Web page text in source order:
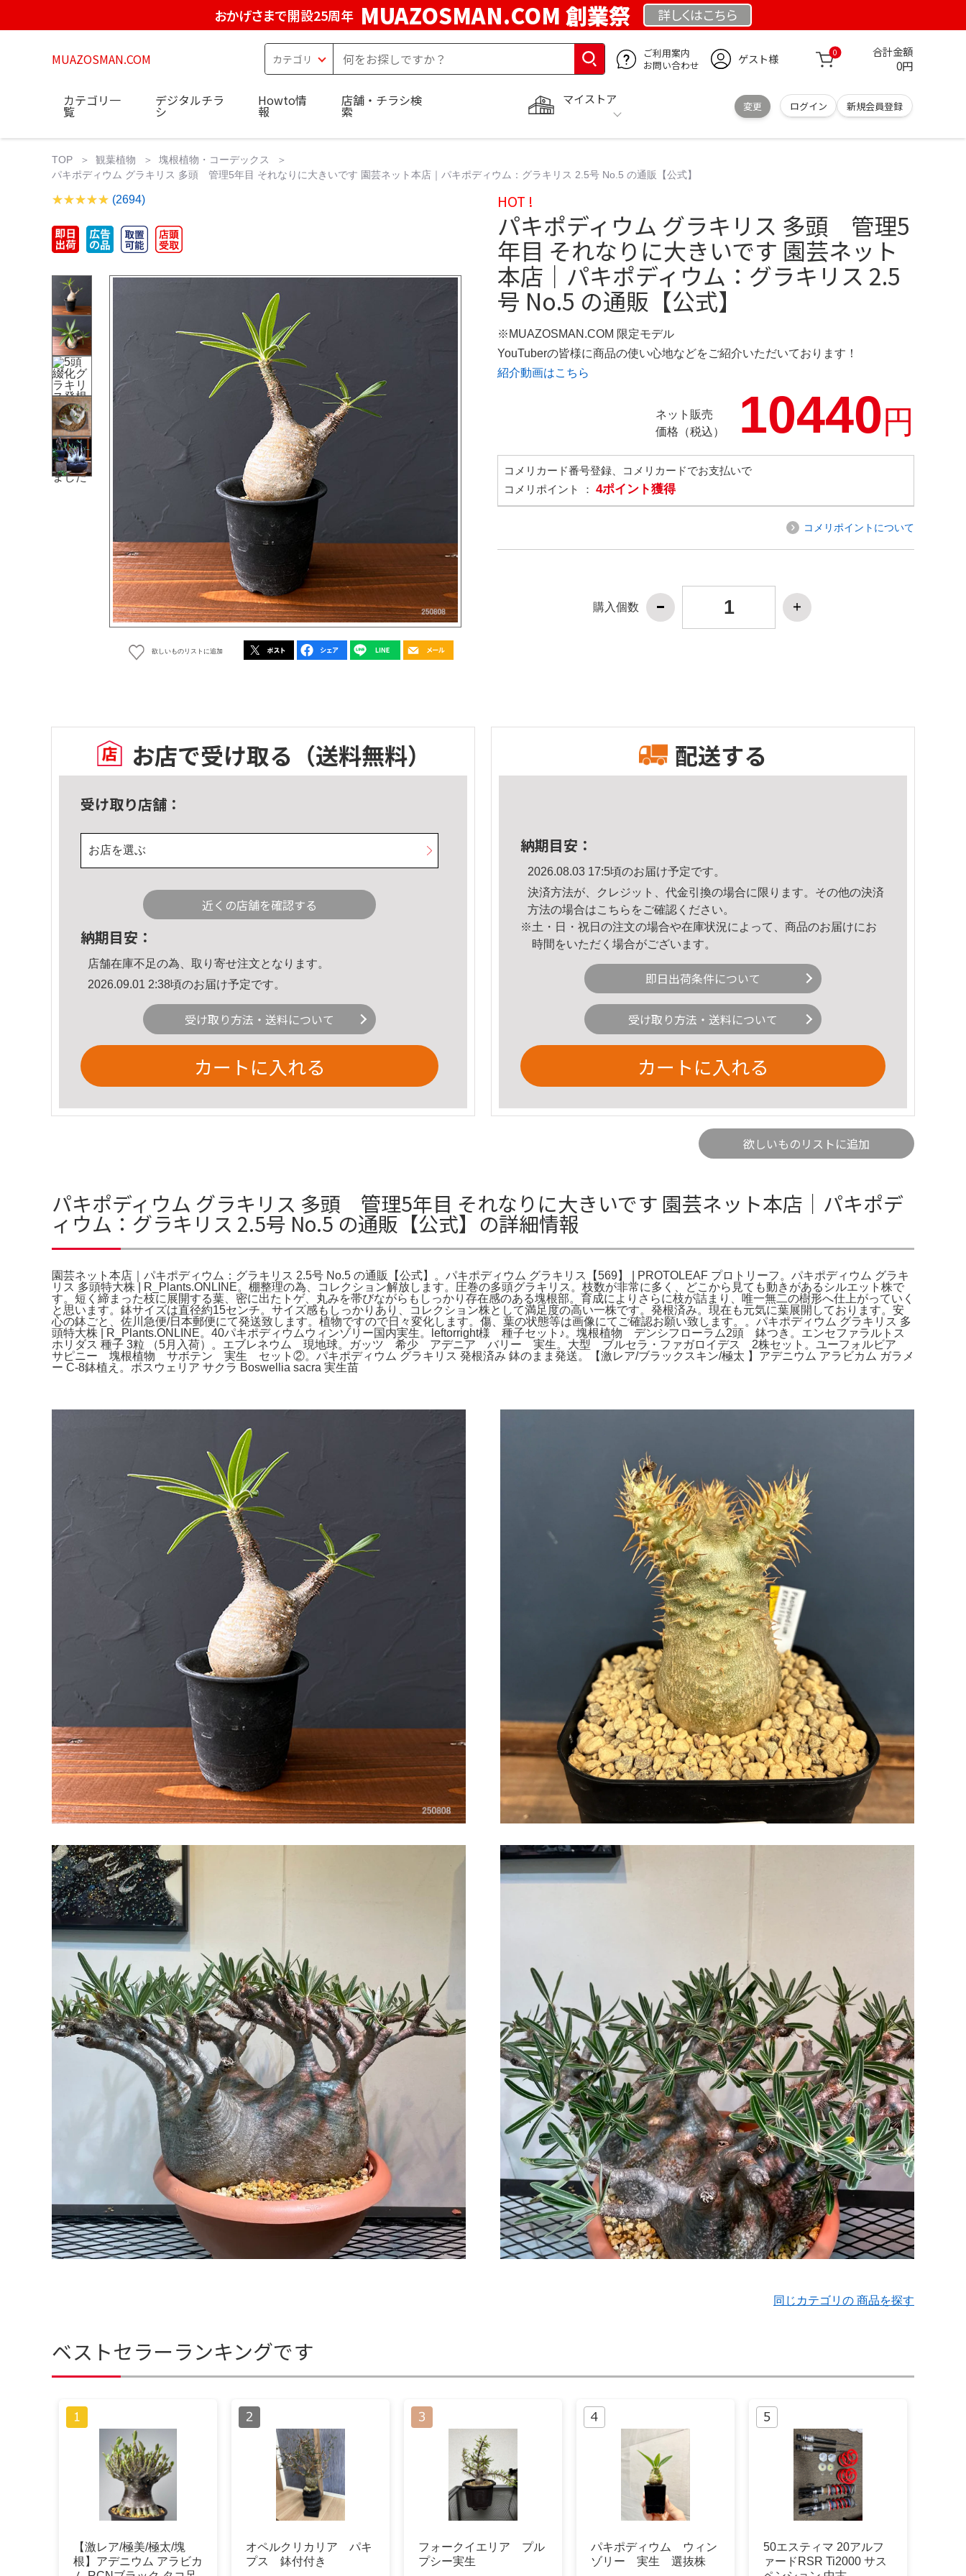
おかげさまで開設25周年 MUAZOSMAN.COM 創業祭 詳しくはこちら
MUAZOSMAN.COM
ご利用案内
お問い合わせ
ゲスト様 0 合計金額
0円
マイストア
変更 ログイン 新規会員登録
カテゴリ一
覧
デジタルチラ
シ
Howto情
報
店舗・チラシ検
索
TOP 観葉植物
塊根植物・コーデックス
パキポディウム グラキリス 多頭 管理5年目 それなりに大きいです 園芸ネット本店｜パキポディウム：グラキリス 2.5号 No.5 の通販【公式】
(2694)
欲しいものリストに追加
HOT !
パキポディウム グラキリス 多頭 管理5
年目 それなりに大きいです 園芸ネット
本店｜パキポディウム：グラキリス 2.5
号 No.5 の通販【公式】
※MUAZOSMAN.COM 限定モデル
YouTuberの皆様に商品の使い心地などをご紹介いただいております！
紹介動画はこちら
ネット販売
価格（税込）
10440円
コメリカード番号登録、コメリカードでお支払いで
コメリポイント ： 4ポイント獲得
コメリポイントについて
購入個数
お店で受け取る （送料無料）
受け取り店舗：
お店を選ぶ
近くの店舗を確認する
納期目安：
店舗在庫不足の為、取り寄せ注文となります。
2026.09.01 2:38頃のお届け予定です。
受け取り方法・送料について
カートに入れる
配送する
納期目安：
2026.08.03 17:5頃のお届け予定です。
決済方法が、クレジット、代金引換の場合に限ります。その他の決済
方法の場合はこちら をご確認ください。
※土・日・祝日の注文の場合や在庫状況によって、商品のお届けにお
時間をいただく場合がございます。
即日出荷条件について
受け取り方法・送料について
カートに入れる
欲しいものリストに追加
パキポディウム グラキリス 多頭 管理5年目 それなりに大きいです 園芸ネット本店｜パキポデ
ィウム：グラキリス 2.5号 No.5 の通販【公式】の詳細情報
園芸ネット本店｜パキポディウム：グラキリス 2.5号 No.5 の通販【公式】。パキポディウム グラキリス【569】 | PROTOLEAF プロトリーフ。パキポディウム グラキ
リス 多頭特大株 | R_Plants.ONLINE。棚整理の為、コレクション解放します。圧巻の多頭グラキリス。枝数が非常に多く、どこから見ても動きがあるシルエット株で
す。短く締まった枝に展開する葉、密に出たトゲ、丸みを帯びながらもしっかり存在感のある塊根部。育成によりさらに枝が詰まり、唯一無二の樹形へ仕上がっていく
と思います。鉢サイズは直径約15センチ。サイズ感もしっかりあり、コレクション株として満足度の高い一株です。発根済み。現在も元気に葉展開しております。安
心の鉢ごと、佐川急便/日本郵便にて発送致します。植物ですので日々変化します。傷、葉の状態等は画像にてご確認お願い致します。。パキポディウム グラキリス 多
頭特大株 | R_Plants.ONLINE。40パキポディウムウィンゾリー国内実生。leftorright様 種子セット♪。塊根植物 デンシフローラム2頭 鉢つき。エンセファラルトス
ホリダス 種子 3粒 （5月入荷）。エブレネウム 現地球。ガッツ 希少 アデニア バリー 実生。大型 ブルセラ・ファガロイデス 2株セット。ユーフォルビア
サピニー 塊根植物 サボテン 実生 セット②。パキポディウム グラキリス 発根済み 鉢のまま発送。【激レア/ブラックスキン/極太 】アデニウム アラビカム ガラメ
ー C-8鉢植え。ボスウェリア サクラ Boswellia sacra 実生苗
同じカテゴリの 商品を探す
ベストセラーランキングです
【激レア/極美/極太/塊
根】アデニウム アラビカ
オペルクリカリア パキ
プス 鉢付付き
フォークイエリア プル
プシー実生
パキポディウム ウィン
ゾリー 実生 選抜株
50エスティマ 20アルフ
ァードRSR Ti2000 サス